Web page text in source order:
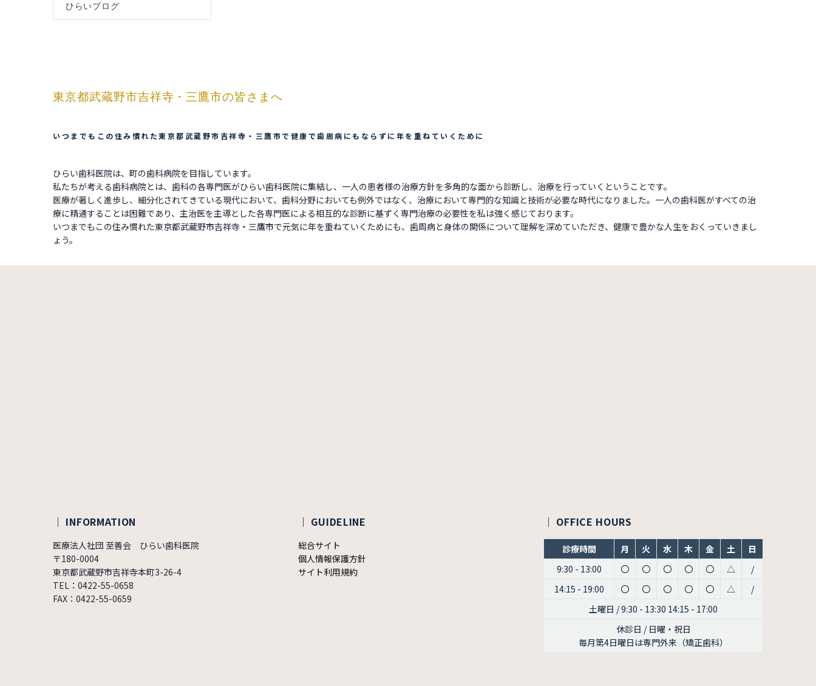
ひらいブログ
東京都武蔵野市吉祥寺・三鷹市の皆さまへ
いつまでもこの住み慣れた東京都武蔵野市吉祥寺・三鷹市で健康で歯周病にもならずに年を重ねていくために
ひらい歯科医院は、町の歯科病院を目指しています。
私たちが考える歯科病院とは、歯科の各専門医がひらい歯科医院に集結し、一人の患者様の治療方針を多角的な面から診断し、治療を行っていくということです。
医療が著しく進歩し、細分化されてきている現代において、歯科分野においても例外ではなく、治療において専門的な知識と技術が必要な時代になりました。一人の歯科医がすべての治
療に精通することは困難であり、主治医を主導とした各専門医による相互的な診断に基ずく専門治療の必要性を私は強く感じております。
いつまでもこの住み慣れた東京都武蔵野市吉祥寺・三鷹市で元気に年を重ねていくためにも、歯周病と身体の関係について理解を深めていただき、健康で豊かな人生をおくっていきまし
ょう。
｜ INFORMATION
医療法人社団 至善会 ひらい歯科医院
〒180-0004
東京都武蔵野市吉祥寺本町3-26-4
TEL：0422-55-0658
FAX：0422-55-0659
｜ GUIDELINE
総合サイト
個人情報保護方針
サイト利用規約
｜ OFFICE HOURS
診療時間 月 火 水 木 金 土
日
9:30 - 13:00
〇 〇 〇 〇 〇 △
/
14:15 - 19:00
〇 〇 〇 〇 〇 △
/
土曜日 / 9:30 - 13:30 14:15 - 17:00
休診日 / 日曜・祝日
毎月第4日曜日は専門外来（矯正歯科）